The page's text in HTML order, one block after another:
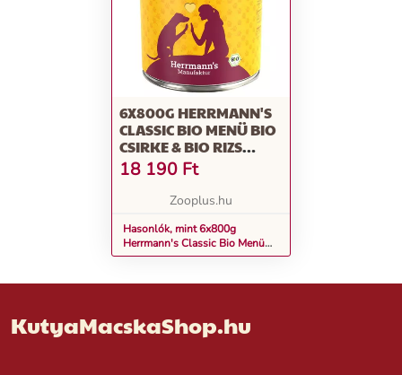
6X800G HERRMANN'S
CLASSIC BIO MENÜ BIO
CSIRKE & BIO RIZS
ÉTREND-KIEGÉSZÍTŐ
ELEDEL
18 190 Ft
Zooplus.hu
Hasonlók, mint 6x800g
Herrmann's Classic Bio Menü
Bio csirke & bio rizs étrend-
KutyaMacskaShop.hu